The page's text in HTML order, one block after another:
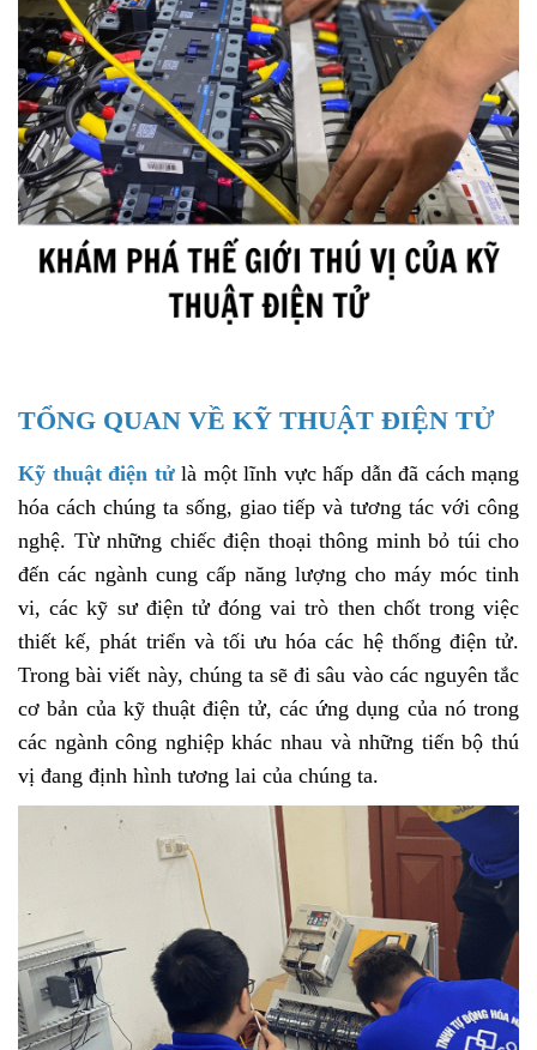
TỔNG QUAN VỀ KỸ THUẬT ĐIỆN TỬ
Kỹ thuật điện tử là một lĩnh vực hấp dẫn đã cách mạng
hóa cách chúng ta sống, giao tiếp và tương tác với công
nghệ. Từ những chiếc điện thoại thông minh bỏ túi cho
đến các ngành cung cấp năng lượng cho máy móc tinh
vi, các kỹ sư điện tử đóng vai trò then chốt trong việc
thiết kế, phát triển và tối ưu hóa các hệ thống điện tử.
Trong bài viết này, chúng ta sẽ đi sâu vào các nguyên tắc
cơ bản của kỹ thuật điện tử, các ứng dụng của nó trong
các ngành công nghiệp khác nhau và những tiến bộ thú
vị đang định hình tương lai của chúng ta.